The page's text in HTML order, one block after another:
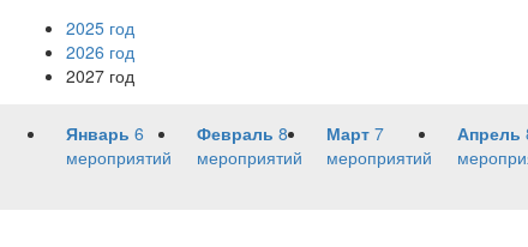
2025 год
2026 год
2027 год
Январь 6
мероприятий
Февраль 8
мероприятий
Март 7
мероприятий
Апрель